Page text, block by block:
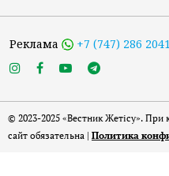
Реклама +7 (747) 286 2041
© 2023-2025 «Вестник Жетісу».
сайт обязательна | Политика